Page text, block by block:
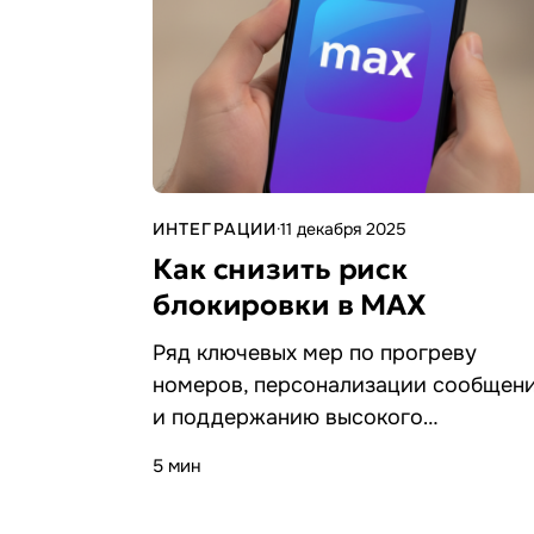
ИНТЕГРАЦИИ·11 декабря 2025
Как снизить риск
блокировки в MAX
Ряд ключевых мер по прогреву
номеров, персонализации
и поддержанию высокого
безопасной работы.
5 мин